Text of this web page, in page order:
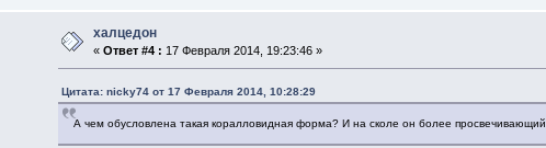
халцедон
«Ответ #4 : 17 Февраля 2014, 19:23:46 »
Цитата: nicky74 от 17 Февраля 2014, 10:28:29
А чем обусловлена такая коралловидная форма? И на сколе он более